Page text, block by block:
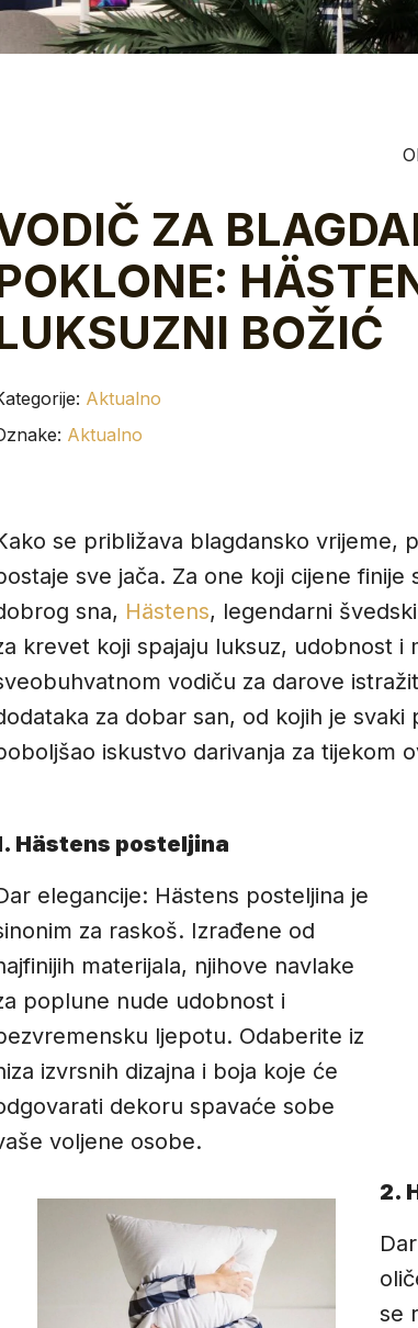
ZA
BOŽIĆ
Aktualno
Aktualno
se približava blagdansko vrijeme,
sve jača. Za one koji cijene
sna, Hästens, legendarni
krevet koji spajaju luksuz, udobnost i
vodiču za darove
za dobar san, od kojih je
iskustvo darivanja za tijekom
Hästens posteljina
elegancije: Hästens posteljina je
za raskoš. Izrađene od
materijala, njihove navlake
poplune nude udobnost i
ljepotu. Odaberite iz
izvrsnih dizajna i boja koje će
dekoru spavaće sobe
voljene osobe.
2.
se